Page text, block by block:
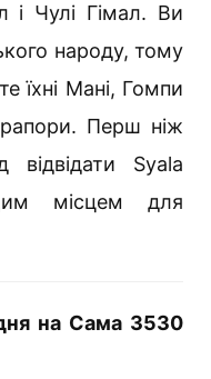
і Чулі Гімал. Ви
народу, тому
їхні Мані, Гомпи
Перш ніж
відвідати Syala
місцем для
на Сама 3530